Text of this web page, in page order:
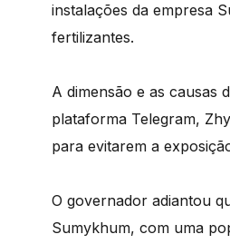
instalações da empresa
fertilizantes.
A dimensão e as causas
plataforma Telegram,
para evitarem a
O governador adiantou
Sumykhum, com uma